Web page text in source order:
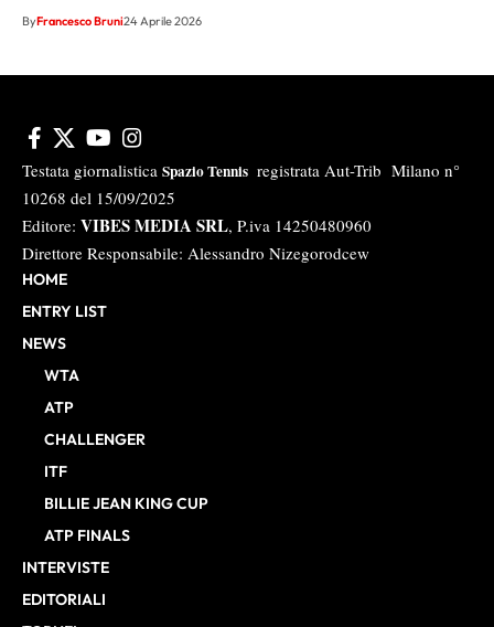
ByFrancesco Bruni24 Aprile 2026
Testata giornalistica Spazio Tennis registrata Aut-Trib Milano n°
10268 del 15/09/2025
Editore: VIBES MEDIA SRL, P.iva 14250480960
Direttore Responsabile: Alessandro Nizegorodcew
HOME
ENTRY LIST
NEWS
WTA
ATP
CHALLENGER
ITF
BILLIE JEAN KING CUP
ATP FINALS
INTERVISTE
EDITORIALI